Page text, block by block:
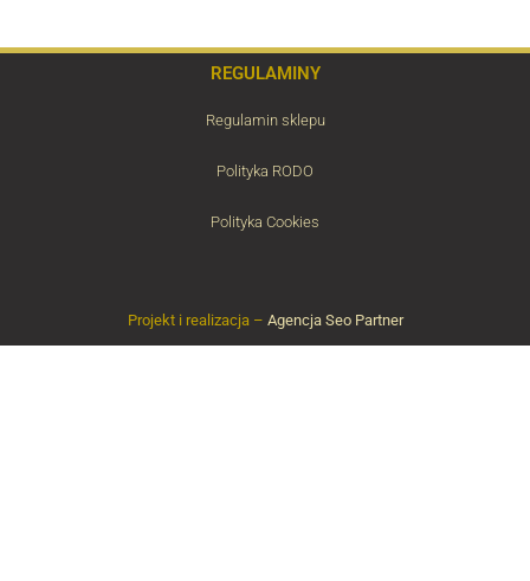
REGULAMINY
Regulamin sklepu
Polityka RODO
Polityka Cookies
Projekt i realizacja – Agencja Seo Partner